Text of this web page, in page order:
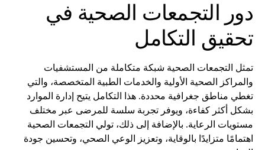
دور التجمعات الصحية في
تحقيق التكامل
تمثل التجمعات الصحية شبكة متكاملة من المستشفيات
والمراكز الصحية الأولية والخدمات الطبية المتخصصة، والتي
تغطي مناطق جغرافية محددة. هذا التكامل يتيح إدارة الموارد
بشكل أكثر كفاءة، ويوفر تجربة سلسة للمرضى عبر مختلف
مستويات الرعاية. بالإضافة إلى ذلك، تولي التجمعات الصحية
اهتمامًا متزايدًا بالوقاية، وتعزيز الوعي الصحي، وتحسين جودة